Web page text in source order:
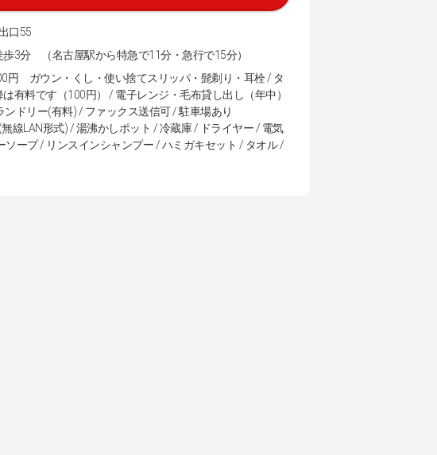
口55
3分 （名古屋駅から特急で11分・急行で15分）
円 ガウン・くし・使い捨てスリッパ・髭剃り・耳栓 / タ
有料です（100円） / 電子レンジ・毛布貸し出し（年中）
ドリー(有料) / ファックス送信可 / 駐車場あり
線LAN形式) / 湯沸かしポット / 冷蔵庫 / ドライヤー / 電気
ソープ / リンスインシャンプー / ハミガキセット / タオル /